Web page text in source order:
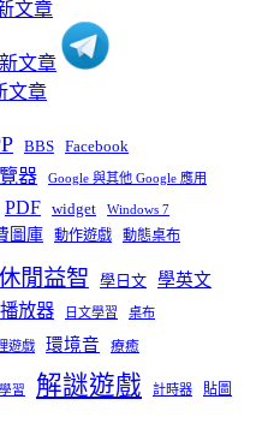
BBS Facebook
器 Google 與其他 Google 應用
PDF widget Windows 7
圖庫 動作遊戲 動態桌布
閒益智 學日文 學英文
播放器 日文學習 桌布
遊戲 環境音 療癒
習 解謎遊戲 計時器
貼圖